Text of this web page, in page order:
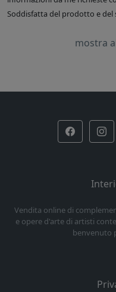
Soddisfatta del prodotto e del
mostra
Vendita online di
e opere d'arte di artisti
benvenuto